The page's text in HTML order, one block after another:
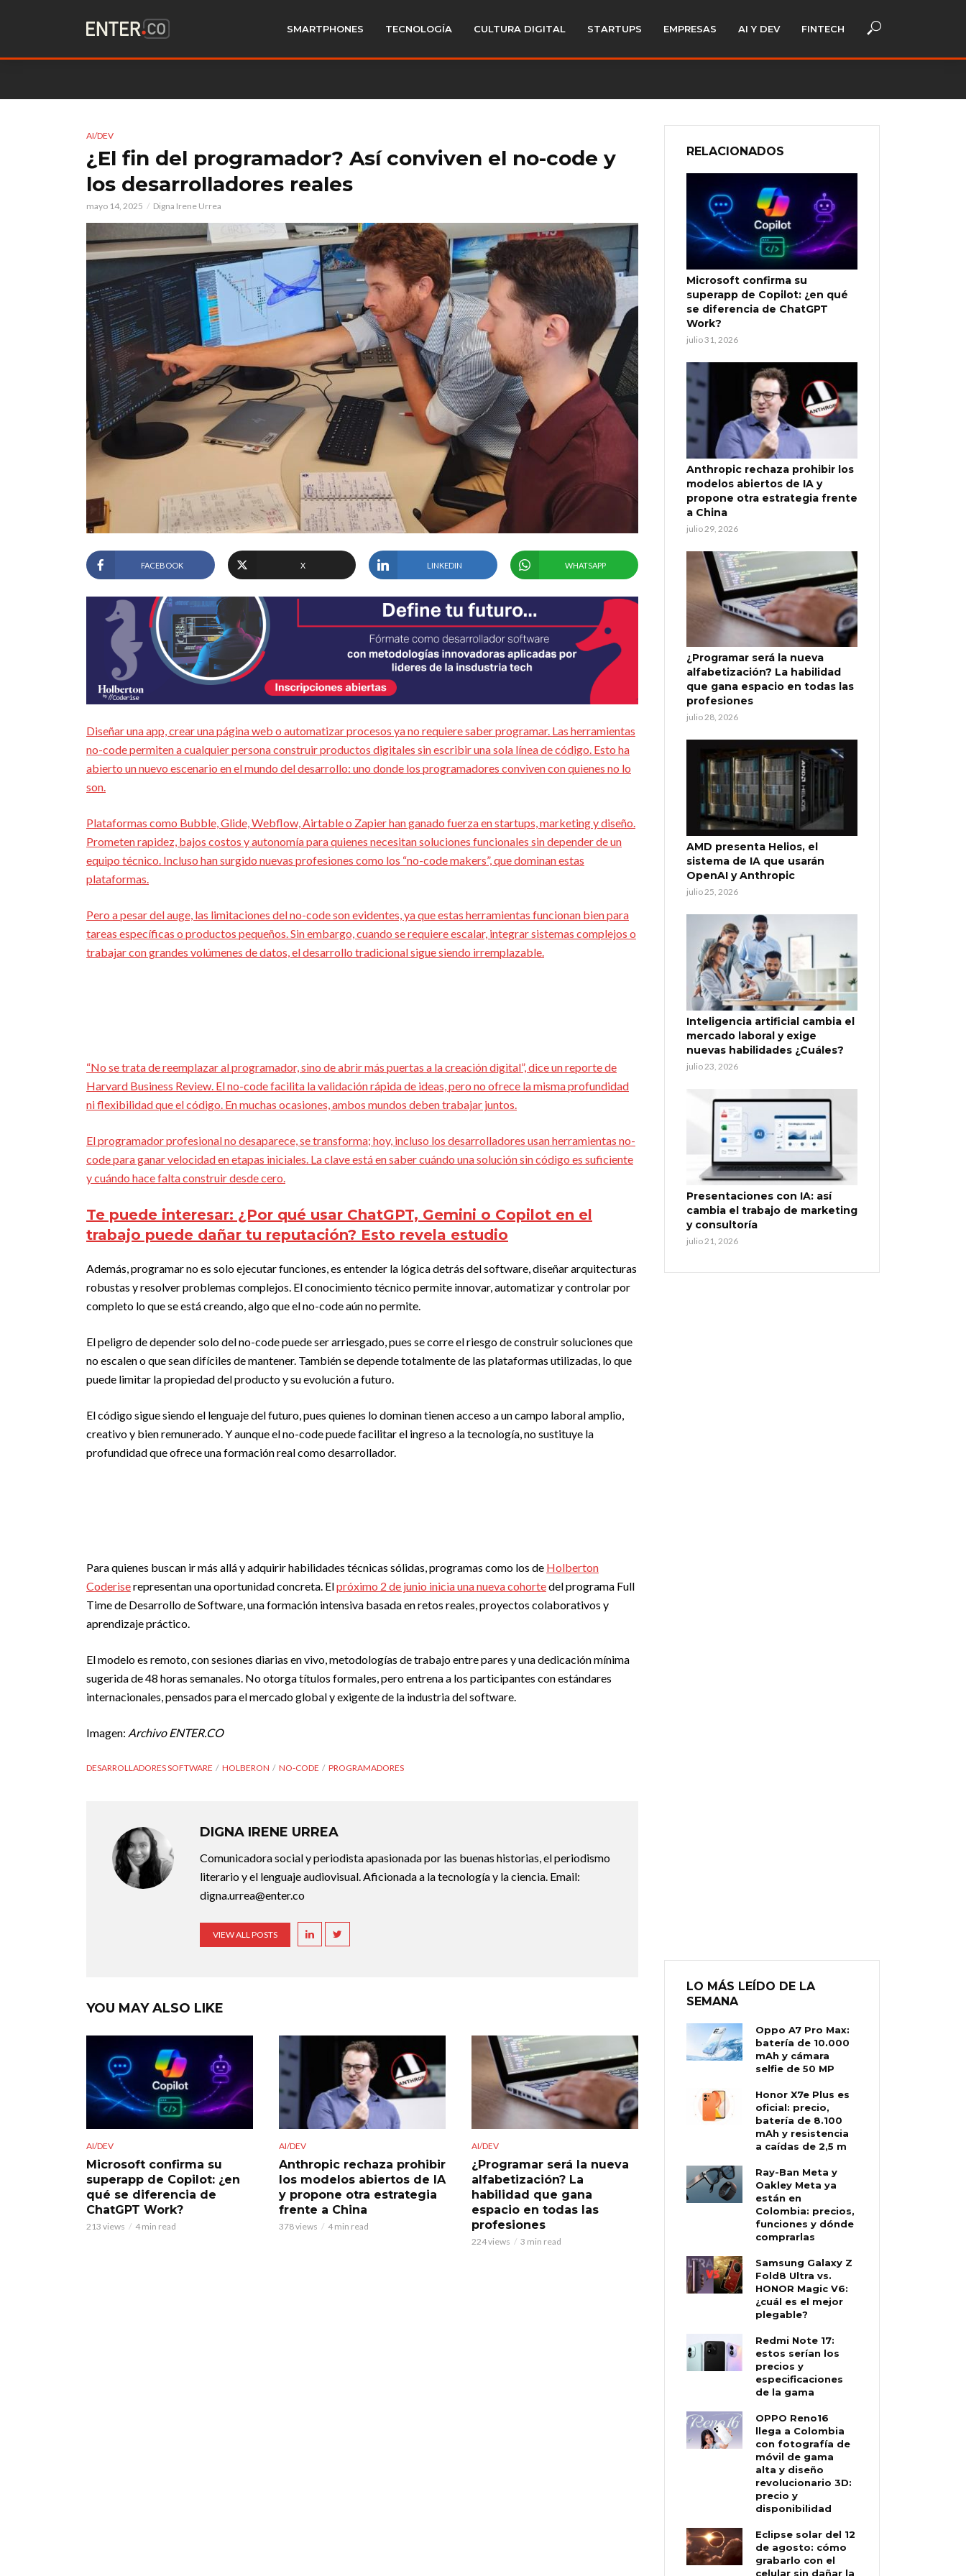
SMARTPHONES TECNOLOGÍA CULTURA DIGITAL STARTUPS EMPRESAS AI Y DEV FINTECH
AI/DEV
¿El fin del programador? Así conviven el no-code y
los desarrolladores reales
mayo 14, 2025 Digna Irene Urrea
FACEBOOK X LINKEDIN WHATSAPP
Diseñar una app, crear una página web o automatizar procesos ya no requiere saber programar. Las herramientas
no-code permiten a cualquier persona construir productos digitales sin escribir una sola línea de código. Esto ha
abierto un nuevo escenario en el mundo del desarrollo: uno donde los programadores conviven con quienes no lo
son.
Plataformas como Bubble, Glide, Webflow, Airtable o Zapier han ganado fuerza en startups, marketing y diseño.
Prometen rapidez, bajos costos y autonomía para quienes necesitan soluciones funcionales sin depender de un
equipo técnico. Incluso han surgido nuevas profesiones como los “no-code makers”, que dominan estas
plataformas.
Pero a pesar del auge, las limitaciones del no-code son evidentes, ya que estas herramientas funcionan bien para
tareas específicas o productos pequeños. Sin embargo, cuando se requiere escalar, integrar sistemas complejos o
trabajar con grandes volúmenes de datos, el desarrollo tradicional sigue siendo irremplazable.
“No se trata de reemplazar al programador, sino de abrir más puertas a la creación digital”, dice un reporte de
Harvard Business Review. El no-code facilita la validación rápida de ideas, pero no ofrece la misma profundidad
ni flexibilidad que el código. En muchas ocasiones, ambos mundos deben trabajar juntos.
El programador profesional no desaparece, se transforma; hoy, incluso los desarrolladores usan herramientas no-
code para ganar velocidad en etapas iniciales. La clave está en saber cuándo una solución sin código es suficiente
y cuándo hace falta construir desde cero.
Te puede interesar: ¿Por qué usar ChatGPT, Gemini o Copilot en el
trabajo puede dañar tu reputación? Esto revela estudio
Además, programar no es solo ejecutar funciones, es entender la lógica detrás del software, diseñar arquitecturas
robustas y resolver problemas complejos. El conocimiento técnico permite innovar, automatizar y controlar por
completo lo que se está creando, algo que el no-code aún no permite.
El peligro de depender solo del no-code puede ser arriesgado, pues se corre el riesgo de construir soluciones que
no escalen o que sean difíciles de mantener. También se depende totalmente de las plataformas utilizadas, lo que
puede limitar la propiedad del producto y su evolución a futuro.
El código sigue siendo el lenguaje del futuro, pues quienes lo dominan tienen acceso a un campo laboral amplio,
creativo y bien remunerado. Y aunque el no-code puede facilitar el ingreso a la tecnología, no sustituye la
profundidad que ofrece una formación real como desarrollador.
Para quienes buscan ir más allá y adquirir habilidades técnicas sólidas, programas como los de Holberton
Coderiserepresentan una oportunidad concreta. Elpróximo 2 de junio inicia una nueva cohortedel programa Full
Time de Desarrollo de Software, una formación intensiva basada en retos reales, proyectos colaborativos y
aprendizaje práctico.
El modelo es remoto, con sesiones diarias en vivo, metodologías de trabajo entre pares y una dedicación mínima
sugerida de 48 horas semanales. No otorga títulos formales, pero entrena a los participantes con estándares
internacionales, pensados para el mercado global y exigente de la industria del software.
Imagen: Archivo ENTER.CO
DESARROLLADORES SOFTWARE HOLBERON NO-CODE PROGRAMADORES
DIGNA IRENE URREA
Comunicadora social y periodista apasionada por las buenas historias, el periodismo
literario y el lenguaje audiovisual. Aficionada a la tecnología y la ciencia. Email:
digna.urrea@enter.co
VIEW ALL POSTS
YOU MAY ALSO LIKE
AI/DEV
Microsoft confirma su
superapp de Copilot: ¿en
qué se diferencia de
ChatGPT Work?
213 views 4 min read
AI/DEV
Anthropic rechaza prohibir
los modelos abiertos de IA
y propone otra estrategia
frente a China
378 views 4 min read
AI/DEV
¿Programar será la nueva
alfabetización? La
habilidad que gana
espacio en todas las
profesiones
224 views 3 min read
RELACIONADOS
Microsoft confirma su
superapp de Copilot: ¿en qué
se diferencia de ChatGPT
Work?
julio 31, 2026
Anthropic rechaza prohibir los
modelos abiertos de IA y
propone otra estrategia frente
a China
julio 29, 2026
¿Programar será la nueva
alfabetización? La habilidad
que gana espacio en todas las
profesiones
julio 28, 2026
AMD presenta Helios, el
sistema de IA que usarán
OpenAI y Anthropic
julio 25, 2026
Inteligencia artificial cambia el
mercado laboral y exige
nuevas habilidades ¿Cuáles?
julio 23, 2026
Presentaciones con IA: así
cambia el trabajo de marketing
y consultoría
julio 21, 2026
LO MÁS LEÍDO DE LA
SEMANA
Oppo A7 Pro Max:
batería de 10.000
mAh y cámara
selfie de 50 MP
Honor X7e Plus es
oficial: precio,
batería de 8.100
mAh y resistencia
a caídas de 2,5 m
Ray-Ban Meta y
Oakley Meta ya
están en
Colombia: precios,
funciones y dónde
comprarlas
Samsung Galaxy Z
Fold8 Ultra vs.
HONOR Magic V6:
¿cuál es el mejor
plegable?
Redmi Note 17:
estos serían los
precios y
especificaciones
de la gama
OPPO Reno16
llega a Colombia
con fotografía de
móvil de gama
alta y diseño
revolucionario 3D:
precio y
disponibilidad
Eclipse solar del 12
de agosto: cómo
grabarlo con el
celular sin dañar la